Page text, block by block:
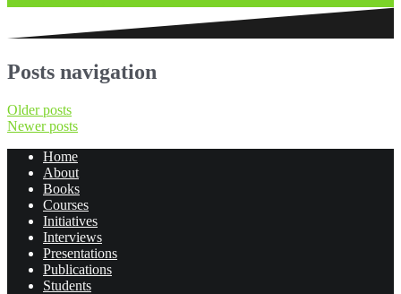
Posts navigation
Older posts
Newer posts
Home
About
Books
Courses
Initiatives
Interviews
Presentations
Publications
Students